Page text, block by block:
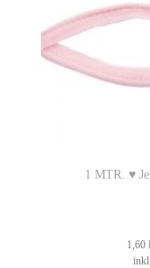
1 MTR. ♥
1,60